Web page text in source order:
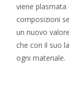
viene
composizioni
un nuovo
che con il suo
ogni materiale.